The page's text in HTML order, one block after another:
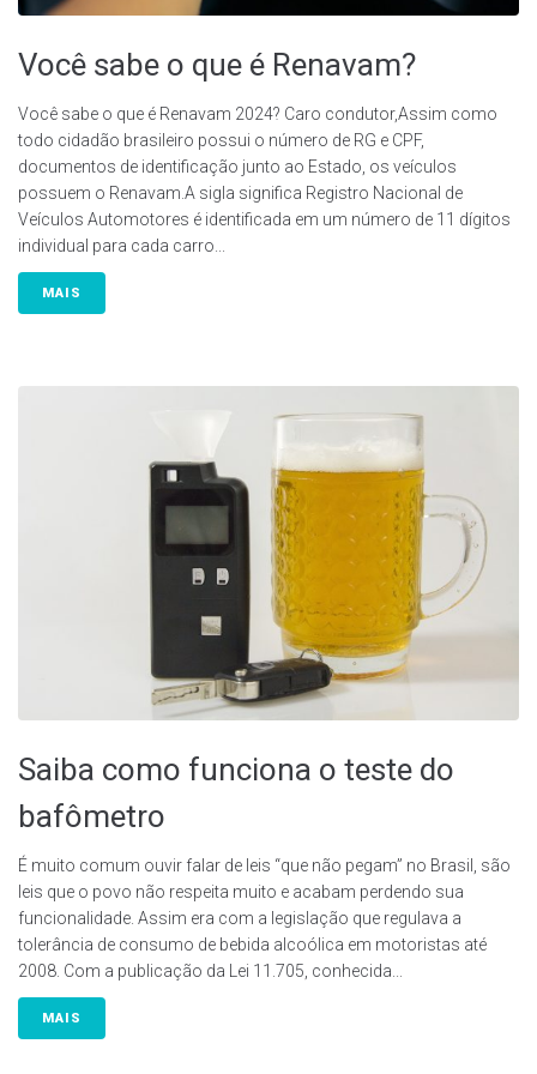
Você sabe o que é Renavam?
Você sabe o que é Renavam 2024? Caro condutor,Assim como
todo cidadão brasileiro possui o número de RG e CPF,
documentos de identificação junto ao Estado, os veículos
possuem o Renavam.A sigla significa Registro Nacional de
Veículos Automotores é identificada em um número de 11 dígitos
individual para cada carro...
MAIS
Saiba como funciona o teste do
bafômetro
É muito comum ouvir falar de leis “que não pegam” no Brasil, são
leis que o povo não respeita muito e acabam perdendo sua
funcionalidade. Assim era com a legislação que regulava a
tolerância de consumo de bebida alcoólica em motoristas até
2008. Com a publicação da Lei 11.705, conhecida...
MAIS